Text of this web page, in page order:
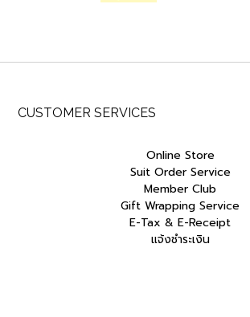
price
price
CUSTOMER SERVICES
Online Store
Suit Order Service
Member Club
Gift Wrapping Service
E-Tax & E-Receipt
แจ้งชำระเงิน